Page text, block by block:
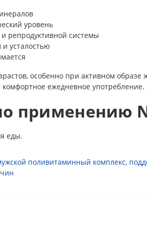
уровень
репродуктивной системы
и усталостью
особенно при активном
комфортное ежедневное употребление.
применению
еды.
поливитаминный комплекс,